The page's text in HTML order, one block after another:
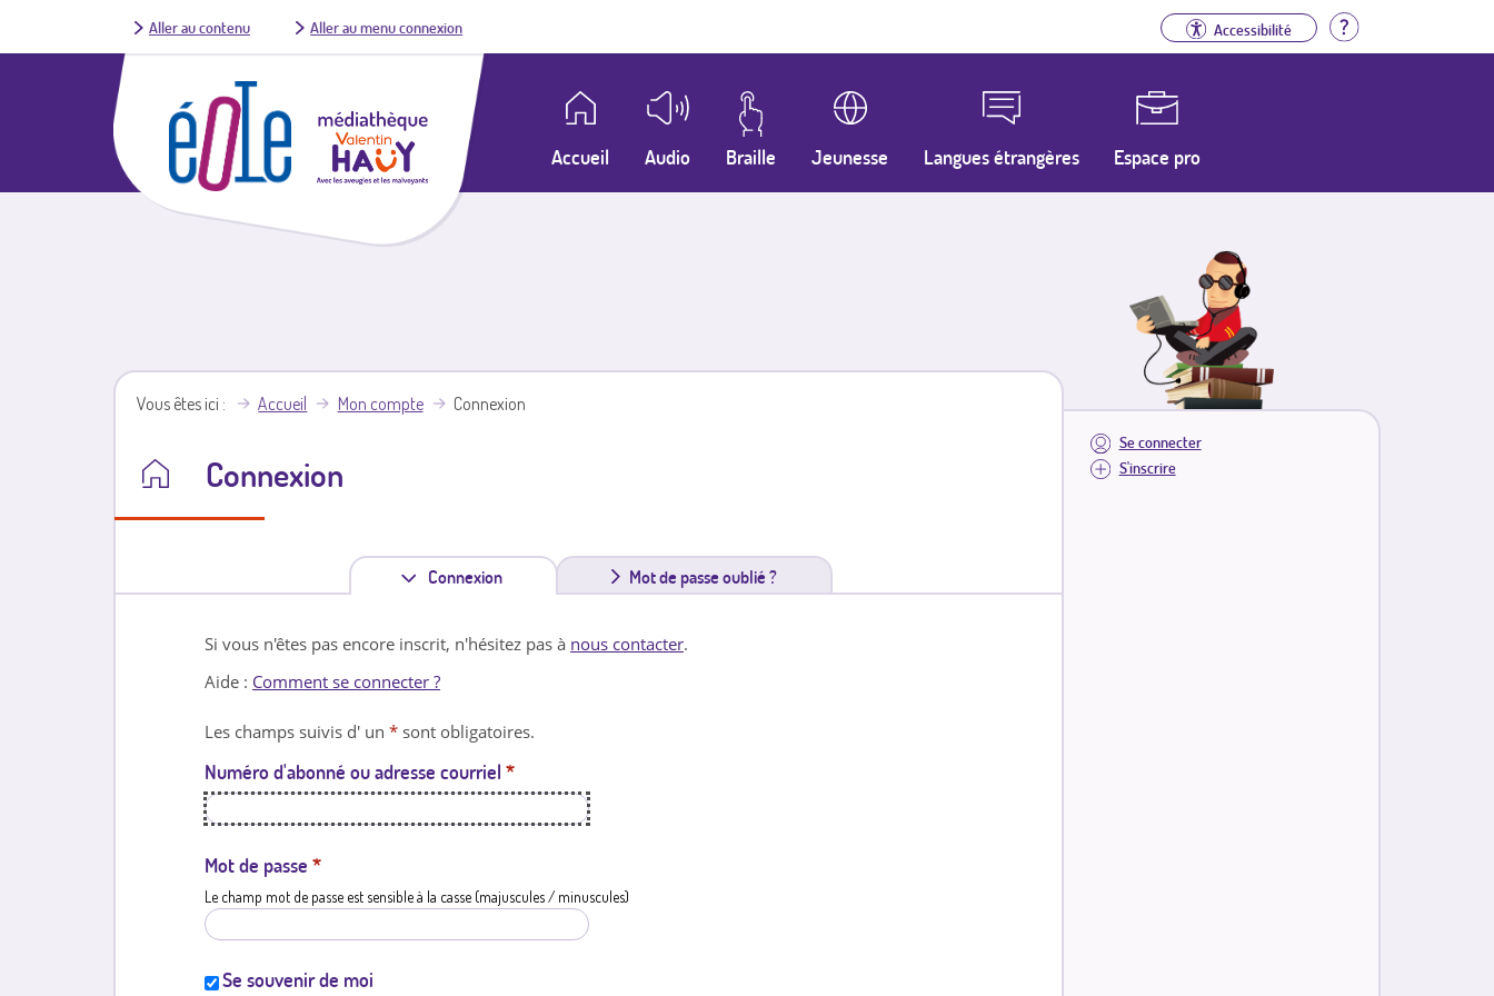
Aller au contenu Aller au menu connexion Accessibilité Aide
Accueil Audio Braille Jeunesse Langues étrangères Espace pro
Se connecter
S'inscrire
Vous êtes ici Accueil Mon compte Connexion
Connexion
Connexion
n
l
e
Mot de passe oublié ?
Si vous n'êtes pas encore inscrit, n'hésitez pas à nous contacter.
Aide : Comment se connecter ?
Les champs suivis d' un * sont obligatoires.
Numéro d'abonné ou adresse courriel *
Mot de passe *
Le champ mot de passe est sensible à la casse (majuscules / minuscules)
Se souvenir de moi